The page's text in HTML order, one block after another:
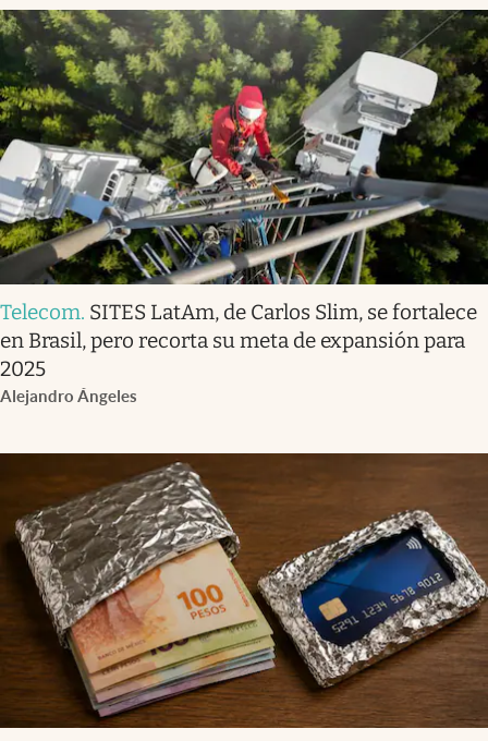
Telecom. SITES LatAm, de Carlos Slim, se fortalece
en Brasil, pero recorta su meta de expansión para
2025
Alejandro Ángeles